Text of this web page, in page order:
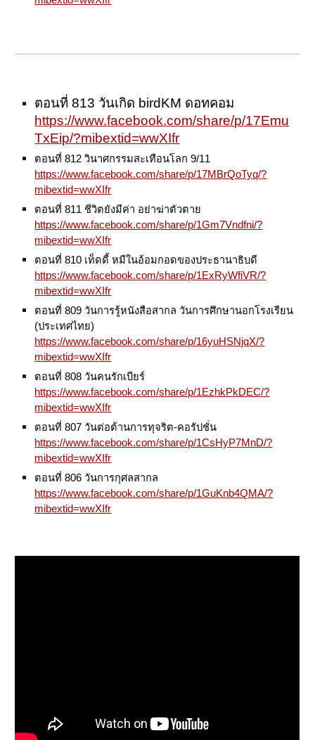
ตอนที่ 813 วันเกิด birdKM ดอทคอม
https://www.facebook.com/share/p/17Emu
TxEip/?mibextid=wwXIfr
ตอนที่ 812 วินาศกรรมสะเทือนโลก 9/11
https://www.facebook.com/share/p/17MBrQoTyq/?
mibextid=wwXIfr
ตอนที่ 811 ชีวิตยังมีค่า อย่าฆ่าตัวตาย
https://www.facebook.com/share/p/1Gm7Vndfni/?
mibextid=wwXIfr
ตอนที่ 810 เท็ดดี้ หมีในอ้อมกอดของประธานาธิบดี
https://www.facebook.com/share/p/1ExRyWfiVR/?
mibextid=wwXIfr
ตอนที่ 809 วันการรู้หนังสือสากล วันการศึกษานอกโรงเรียน
(ประเทศไทย)
https://www.facebook.com/share/p/16yuHSNjqX/?
mibextid=wwXIfr
ตอนที่ 808 วันคนรักเบียร์
https://www.facebook.com/share/p/1EzhkPkDEC/?
mibextid=wwXIfr
ตอนที่ 807 วันต่อต้านการทุจริต-คอรัปชั่น
https://www.facebook.com/share/p/1CsHyP7MnD/?
mibextid=wwXIfr
ตอนที่806 วันการกุศลสากล
https://www.facebook.com/share/p/1GuKnb4QMA/?
mibextid=wwXIfr